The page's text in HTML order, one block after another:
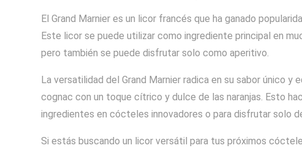
El Grand Marnier es un licor francés que ha ganado
Este licor se puede utilizar como ingrediente principal en
pero también se puede disfrutar solo como aperitivo.
La versatilidad del Grand Marnier radica en su sabor único
cognac con un toque cítrico y dulce de las naranjas. Esto
ingredientes en cócteles innovadores o para disfrutar solo
Si estás buscando un licor versátil para tus próximos